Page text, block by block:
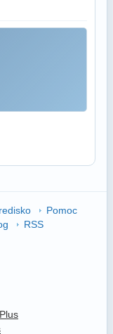
Pomoc
RSS